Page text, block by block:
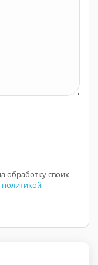
обработку своих
политикой